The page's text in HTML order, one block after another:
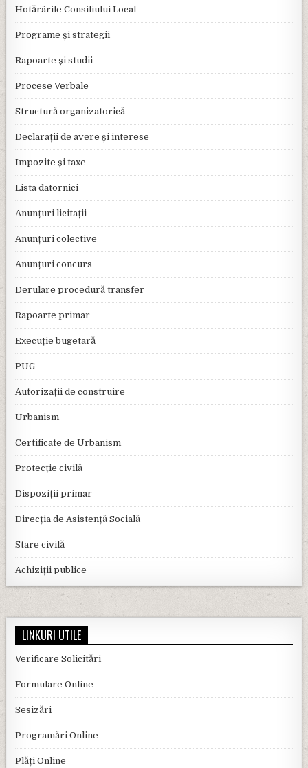
Hotărârile Consiliului Local
Programe și strategii
Rapoarte și studii
Procese Verbale
Structură organizatorică
Declarații de avere și interese
Impozite și taxe
Lista datornici
Anunțuri licitații
Anunțuri colective
Anunțuri concurs
Derulare procedură transfer
Rapoarte primar
Execuție bugetară
PUG
Autorizații de construire
Urbanism
Certificate de Urbanism
Protecție civilă
Dispoziții primar
Direcția de Asistență Socială
Stare civilă
Achiziții publice
LINKURI UTILE
Verificare Solicitări
Formulare Online
Sesizări
Programări Online
Plăți Online